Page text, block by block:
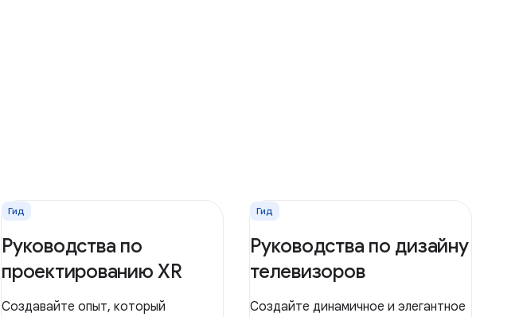
Гид
Руководства по
проектированию XR
Создавайте опыт, который
Гид
Руководства по дизайну
телевизоров
Создайте динамичное и элегантное